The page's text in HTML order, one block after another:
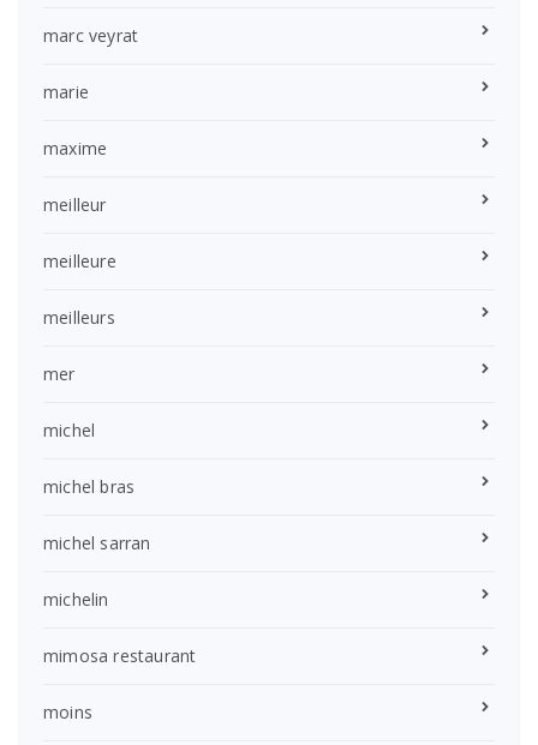
marc veyrat
marie
maxime
meilleur
meilleure
meilleurs
mer
michel
michel bras
michel sarran
michelin
mimosa restaurant
moins